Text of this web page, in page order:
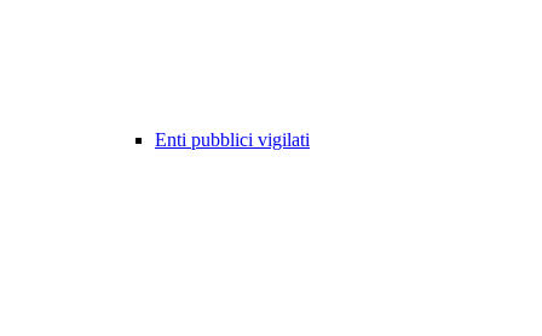
Enti pubblici vigilati